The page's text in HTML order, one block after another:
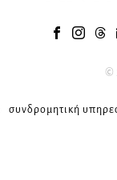
©
συνδρομητική